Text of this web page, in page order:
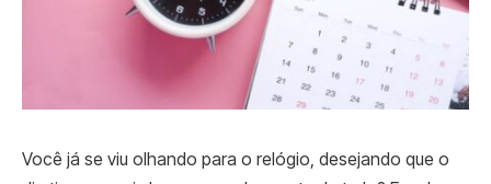
Você já se viu olhando para o relógio, desejando que o